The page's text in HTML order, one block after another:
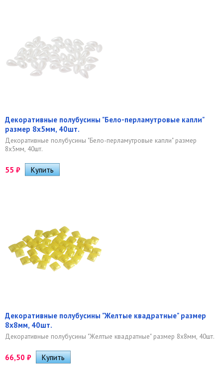
Декоративные полубусины "Бело-перламутровые капли"
размер 8х5мм, 40шт.
Декоративные полубусины "Бело-перламутровые капли" размер
8х5мм, 40шт.
55 ₽
Декоративные полубусины "Желтые квадратные" размер
8х8мм, 40шт.
Декоративные полубусины "Желтые квадратные" размер 8х8мм, 40шт.
66,50 ₽